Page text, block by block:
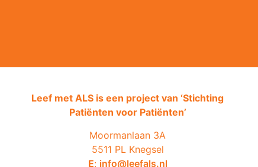
Leef met ALS is een project van ‘Stichting
Patiënten voor Patiënten’
Moormanlaan 3A
5511 PL Knegsel
E: info@leefals.nl